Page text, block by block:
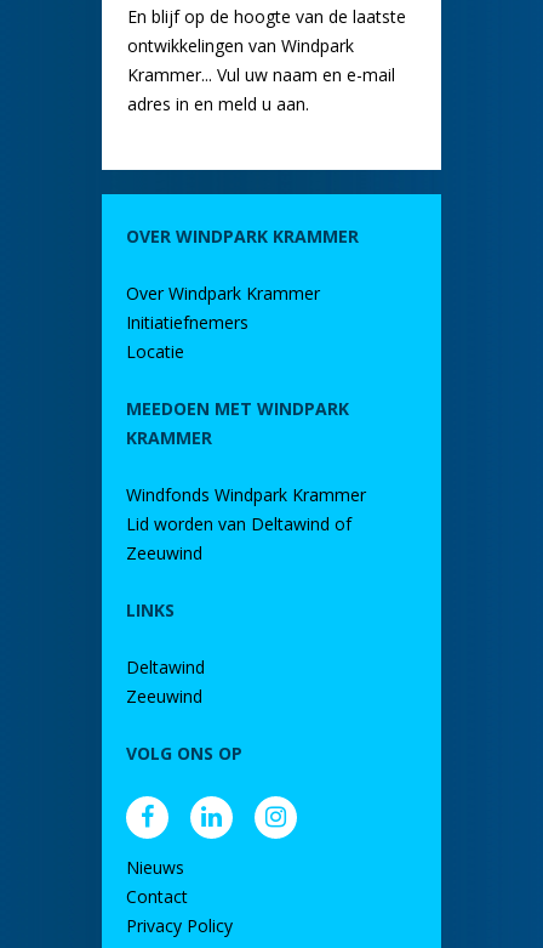
En blijf op de hoogte van de laatste
ontwikkelingen van Windpark
Krammer... Vul uw naam en e-mail
adres in en meld u aan.
OVER WINDPARK KRAMMER
Over Windpark Krammer
Initiatiefnemers
Locatie
MEEDOEN MET WINDPARK
KRAMMER
Windfonds Windpark Krammer
Lid worden van Deltawind of
Zeeuwind
LINKS
Deltawind
Zeeuwind
VOLG ONS OP
Nieuws
Contact
Privacy Policy